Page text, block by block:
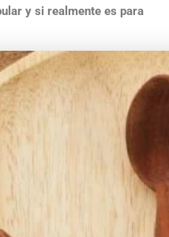
y si realmente es para